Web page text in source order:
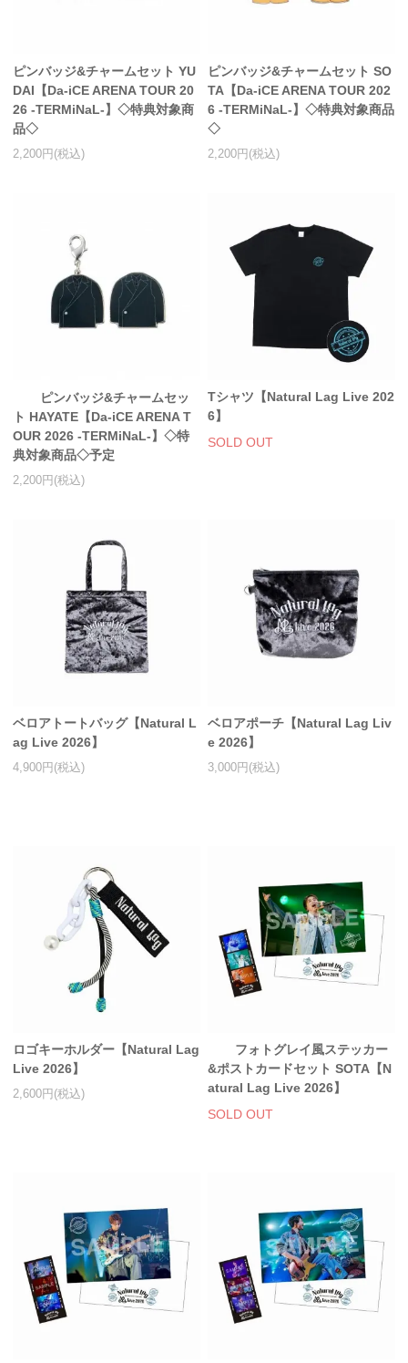
ピンバッジ&チャームセット YU
DAI【Da-iCE ARENA TOUR 20
26 -TERMiNaL-】◇特典対象商
品◇
2,200円(税込)
ピンバッジ&チャームセット SO
TA【Da-iCE ARENA TOUR 202
6 -TERMiNaL-】◇特典対象商品
◇
2,200円(税込)
ピンバッジ&チャームセッ
ト HAYATE【Da-iCE ARENA T
OUR 2026 -TERMiNaL-】◇特
典対象商品◇予定
2,200円(税込)
Tシャツ【Natural Lag Live 202
6】
SOLD OUT
ベロアトートバッグ【Natural L
ag Live 2026】
4,900円(税込)
ベロアポーチ【Natural Lag Liv
e 2026】
3,000円(税込)
ロゴキーホルダー【Natural Lag
Live 2026】
2,600円(税込)
フォトグレイ風ステッカー
&ポストカードセット SOTA【N
atural Lag Live 2026】
SOLD OUT